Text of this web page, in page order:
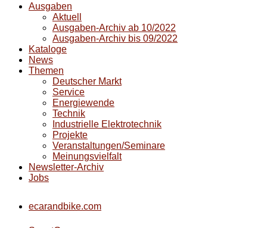
Ausgaben
Aktuell
Ausgaben-Archiv ab 10/2022
Ausgaben-Archiv bis 09/2022
Kataloge
News
Themen
Deutscher Markt
Service
Energiewende
Technik
Industrielle Elektrotechnik
Projekte
Veranstaltungen/Seminare
Meinungsvielfalt
Newsletter-Archiv
Jobs
ecarandbike.com